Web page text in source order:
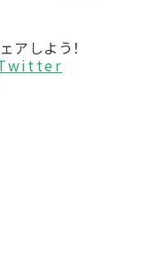
しよう！